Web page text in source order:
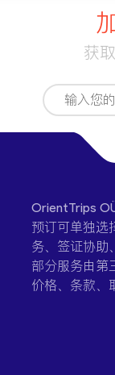
获
OrientTrips
预订可单独选
务、签证协助
部分服务由第
价格、条款、